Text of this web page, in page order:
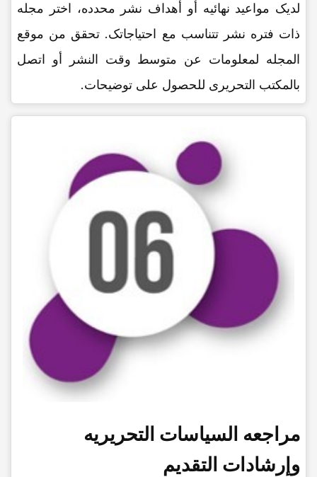
لدیک مواعید نهائیه أو أهداف نشر محدده، اختر مجله
ذات فتره نشر تتناسب مع احتیاجاتک. تحقق من موقع
المجله لمعلومات عن متوسط وقت النشر أو اتصل
بالمکتب التحریری للحصول على توضیحات.
مراجعه السیاسات التحریریه
وإرشادات التقدیم